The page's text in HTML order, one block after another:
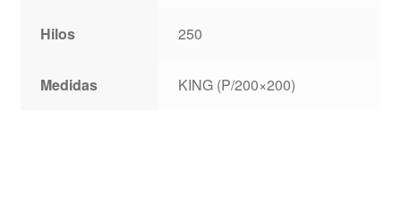
Hilos 250
Medidas KING (P/200×200)